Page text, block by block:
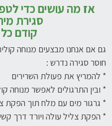
אז מה עושים כדי
סגירת
קודם
גם אם אנחנו מבצעים מנוחה
חוסר סגירה נדרש :
* להמריץ את פעולת השרירים
* ובין התרגולים לאפשר מנוחה
* גרגור מים עם מלח תוך הפקת
* הפקת צליל עולה ויורד דרך